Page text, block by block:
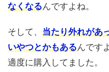
なくなるんですよね。
そして、 当たり外れがあ
いやつとかもあるんです
適度に購入してました。